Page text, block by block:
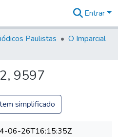
na
Entrar
Paulistas
O Imparcial
9597
simplificado
06-26T16:15:35Z